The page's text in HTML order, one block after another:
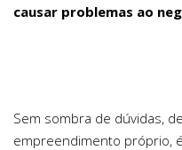
causar problemas ao
Sem sombra de dúvidas,
empreendimento próprio,